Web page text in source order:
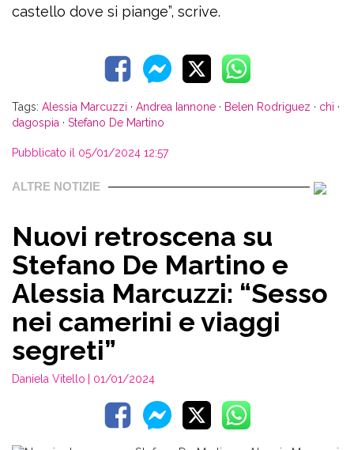
castello dove si piange”, scrive.
Tags: Alessia Marcuzzi · Andrea Iannone · Belen Rodriguez · chi ·
dagospia · Stefano De Martino
Pubblicato il 05/01/2024 12:57
ALTRE NOTIZIE
Nuovi retroscena su
Stefano De Martino e
Alessia Marcuzzi: “Sesso
nei camerini e viaggi
segreti”
Daniela Vitello | 01/01/2024